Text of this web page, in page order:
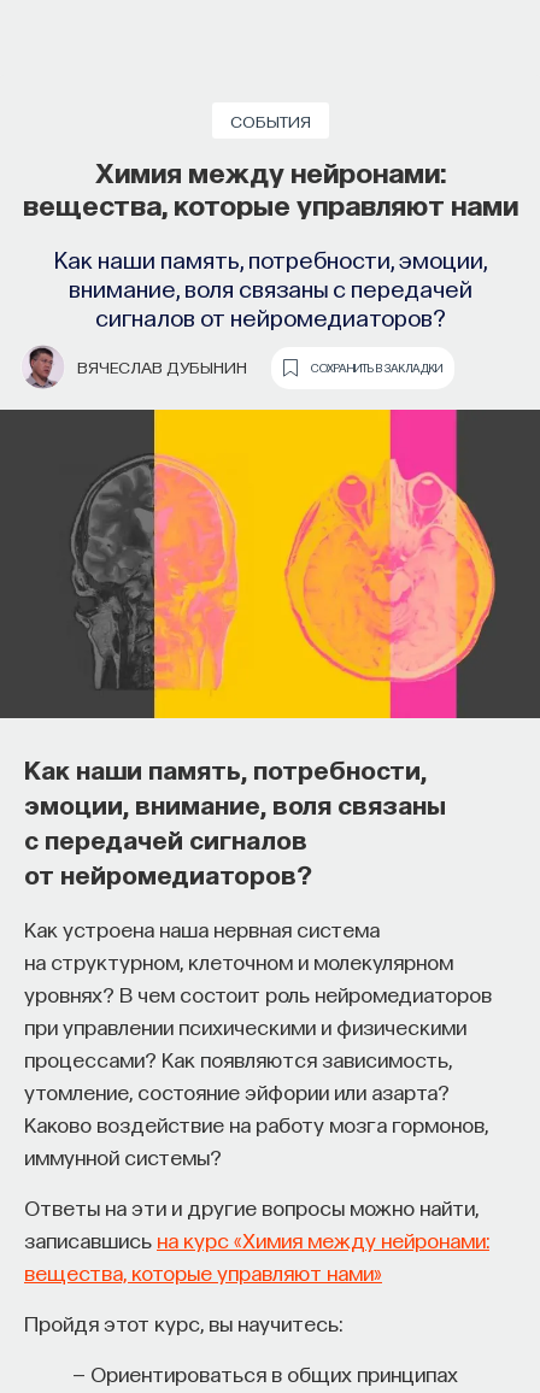
СОБЫТИЯ
Химия между нейронами:
вещества, которые управляют нами
Как наши память, потребности, эмоции,
внимание, воля связаны с передачей
сигналов от нейромедиаторов?
ВЯЧЕСЛАВ ДУБЫНИН СОХРАНИТЬ В ЗАКЛАДКИ
Как наши память, потребности,
эмоции, внимание, воля связаны
с передачей сигналов
от нейромедиаторов?
Как устроена наша нервная система
на структурном, клеточном и молекулярном
уровнях? В чем состоит роль нейромедиаторов
при управлении психическими и физическими
процессами? Как появляются зависимость,
утомление, состояние эйфории или азарта?
Каково воздействие на работу мозга гормонов,
иммунной системы?
Ответы на эти и другие вопросы можно найти,
записавшись на курс «Химия между нейронами:
вещества, которые управляют нами»
Пройдя этот курс, вы научитесь:
— Ориентироваться в общих принципах
человека — в том случае, если эти более или
изучены популяционными генетиками и если при
исследовании они указали свою этническую
принадлежность. Но этот анализ не указывает
национальность или этническую принадлежность
самого владельца анализируемого генома — эта
национальность может быть той же самой, что
и у его родственников (особенно если это
близкие родственники), но может быть
Узнайте больше о генах
Генетик Джордж Базби объяснил, что мы можем
узнать о своих предках по ДНК-тесту.
7/25/2017
НАД МАТЕРИАЛОМ РАБОТАЛИ
ПостНаука
БИОЛОГИЯ
ГЕНЕТИКА
РЕТРОВИРУСЫ ЕСТЕСТВЕННЫЕ НАУКИ
ЖУРНАЛ